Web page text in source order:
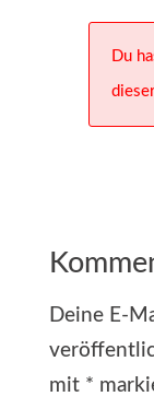
Du
Deine E-
mit *